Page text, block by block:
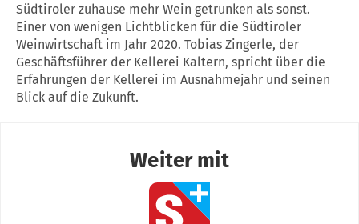
Südtiroler zuhause mehr Wein getrunken als sonst.
Einer von wenigen Lichtblicken für die Südtiroler
Weinwirtschaft im Jahr 2020. Tobias Zingerle, der
Geschäftsführer der Kellerei Kaltern, spricht über die
Erfahrungen der Kellerei im Ausnahmejahr und seinen
Blick auf die Zukunft.